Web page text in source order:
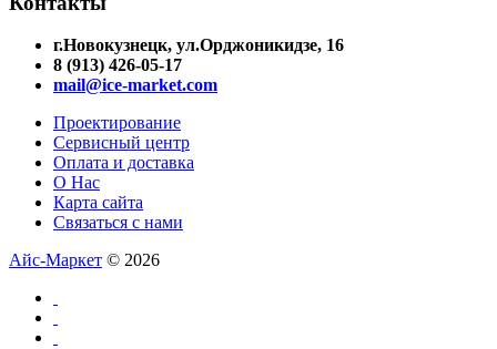
г.Новокузнецк, ул.Орджоникидзе, 16
8 (913) 426-05-17
mail@ice-market.com
Проектирование
Сервисный центр
Оплата и доставка
О Нас
Карта сайта
Связаться с нами
Айс-Маркет © 2026